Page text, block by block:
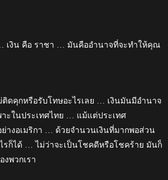
เงิน คือ ราชา … มันคืออำนาจที่จะทำให้คุณ
ดคุกหรือรับโทษอะไรเลย … เงินมันมีอำนาจ
ะในประเทศไทย … แม้แต่ประเทศ
างอเมริกา … ด้วยจำนวนเงินที่มากพอส่วน
รก็ได้ … ไม่ว่าจะเป็นโชคดีหรือโชคร้าย มันก็
พวกเรา